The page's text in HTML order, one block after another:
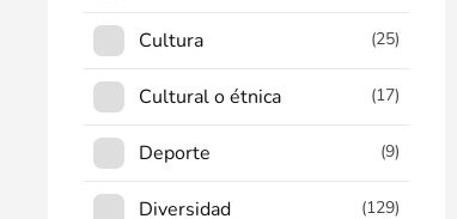
Cultura (25)
Cultural o étnica (17)
Deporte (9)
Diversidad (129)